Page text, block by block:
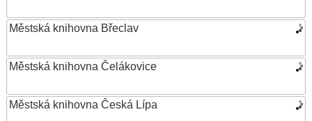
Městská knihovna Břeclav
Městská knihovna Čelákovice
Městská knihovna Česká Lípa